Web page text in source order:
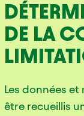
DE LA
Les données
être recueillis